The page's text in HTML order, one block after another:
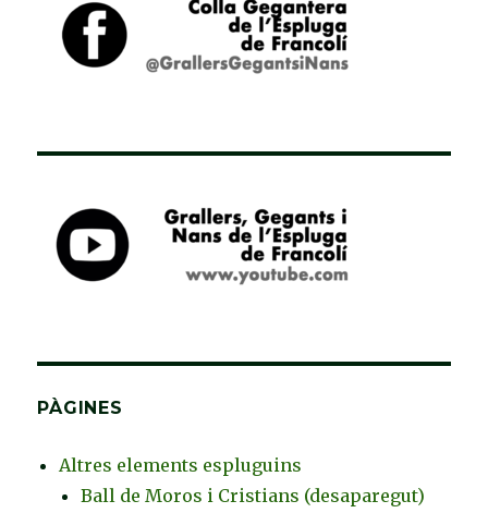
PÀGINES
Altres elements espluguins
Ball de Moros i Cristians (desaparegut)